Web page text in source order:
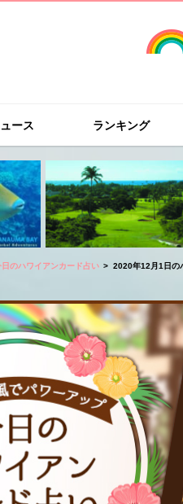
ース ランキング
のハワイアンカード占い 2020年12月1日の